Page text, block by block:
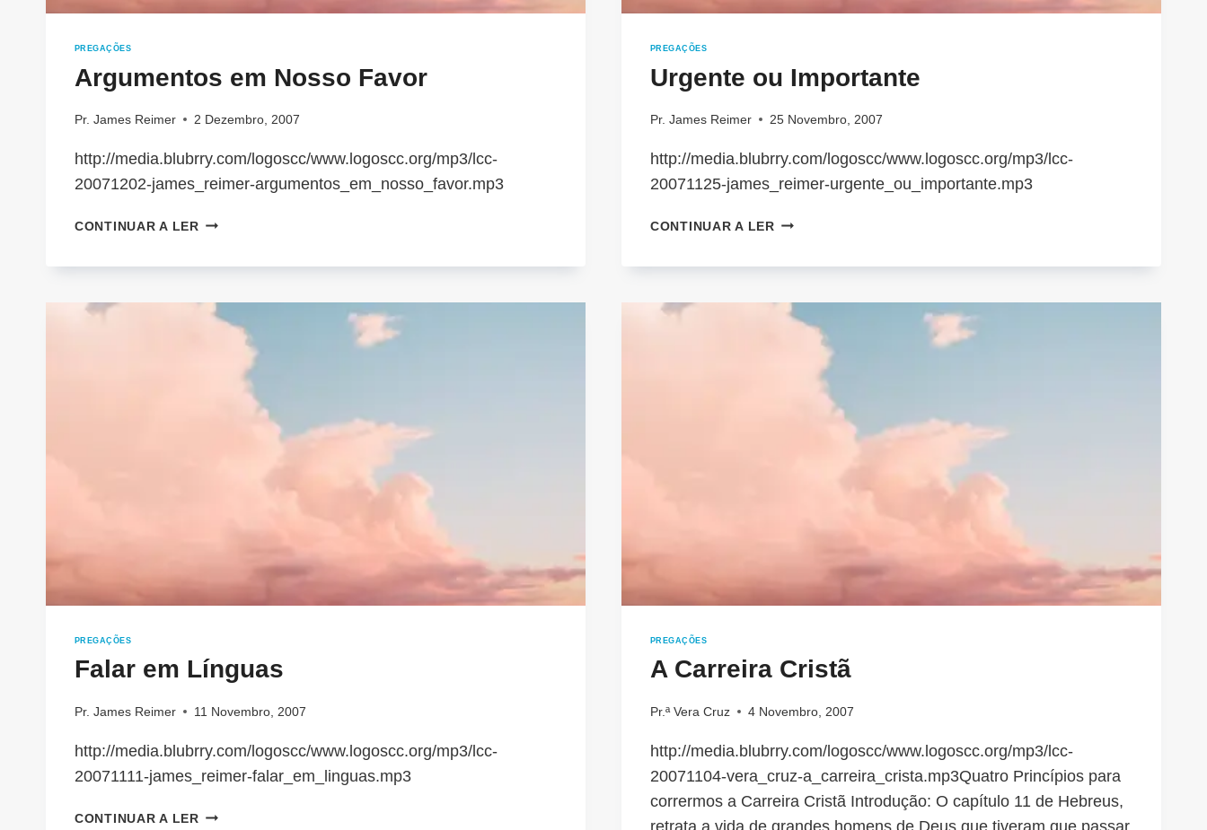
PREGAÇÕES
Argumentos em Nosso Favor
Pr. James Reimer 2 Dezembro, 2007
http://media.blubrry.com/logoscc/www.logoscc.org/mp3/lcc-
20071202-james_reimer-argumentos_em_nosso_favor.mp3
CONTINUAR A LERARGUMENTOS
PREGAÇÕES
Urgente ou Importante
Pr. James Reimer 25 Novembro, 2007
http://media.blubrry.com/logoscc/www.logoscc.org/mp3/lcc-
20071125-james_reimer-urgente_ou_importante.mp3
CONTINUAR A LERURGENTE
PREGAÇÕES
Falar em Línguas
Pr. James Reimer 11 Novembro, 2007
http://media.blubrry.com/logoscc/www.logoscc.org/mp3/lcc-
20071111-james_reimer-falar_em_linguas.mp3
CONTINUAR A LERFALAR
PREGAÇÕES
A Carreira Cristã
Pr.ª Vera Cruz 4 Novembro, 2007
http://media.blubrry.com/logoscc/www.logoscc.org/mp3/lcc-
20071104-vera_cruz-a_carreira_crista.mp3Quatro Princípios para
corrermos a Carreira Cristã Introdução: O capítulo 11 de Hebreus,
retrata a vida de grandes homens de Deus que tiveram que passar